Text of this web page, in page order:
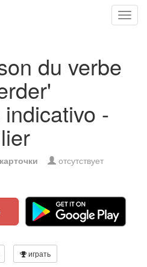
du verbe
-
отсутствует
играть